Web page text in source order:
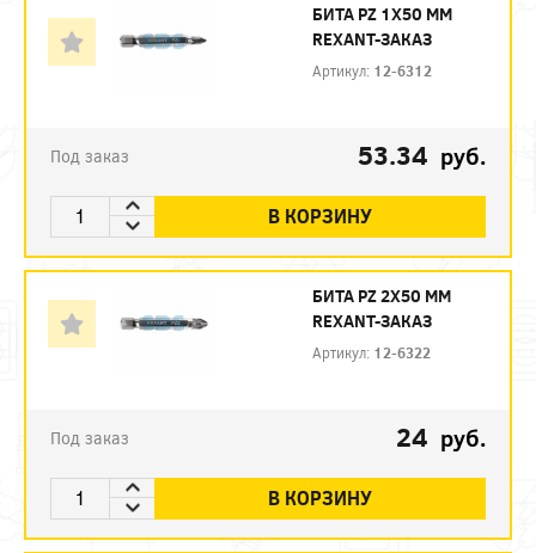
БИТА PZ 1X50 ММ
REXANT-ЗАКАЗ
Артикул: 12-6312
Под заказ 53.34 руб.
В КОРЗИНУ
БИТА PZ 2X50 ММ
REXANT-ЗАКАЗ
Артикул: 12-6322
Под заказ 24 руб.
В КОРЗИНУ